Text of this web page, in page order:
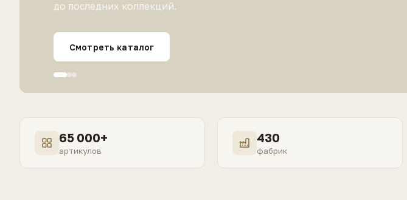
до последних коллекций.
Смотреть каталог
65 000+
артикулов
430
фабрик